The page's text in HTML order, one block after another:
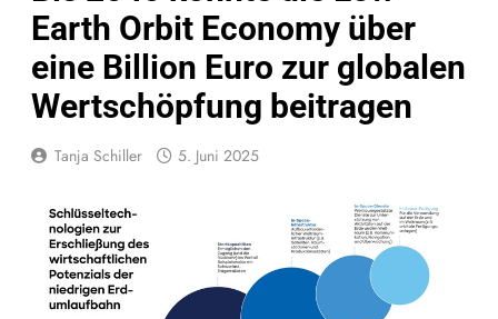
Earth Orbit Economy über
eine Billion Euro zur globalen
Wertschöpfung beitragen
Tanja Schiller 5. Juni 2025